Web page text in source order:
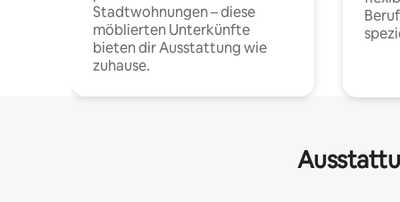
Stadtwohnungen – diese
möblierten Unterkünfte
bieten dir Ausstattung wie
zuhause.